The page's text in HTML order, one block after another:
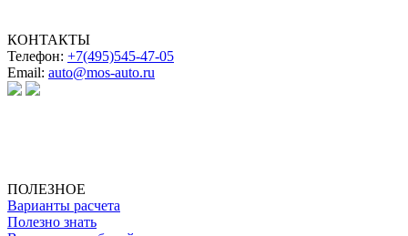
КОНТАКТЫ
Телефон: +7(495)545-47-05
Email: auto@mos-auto.ru
ПОЛЕЗНОЕ
Варианты расчета
Полезно знать